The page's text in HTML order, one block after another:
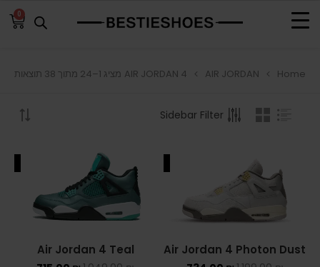
0
BROWSE
ADIDAS CAMPUS
ADIDAS FORUM
ADIDAS GAZELLE
Home
AIR JORDAN
AIR JORDAN 4 מציג 1–24 מתוך 38 תוצאות
Sidebar Filter
Air Jordan 4 Photon Dust
Air Jordan 4 Teal